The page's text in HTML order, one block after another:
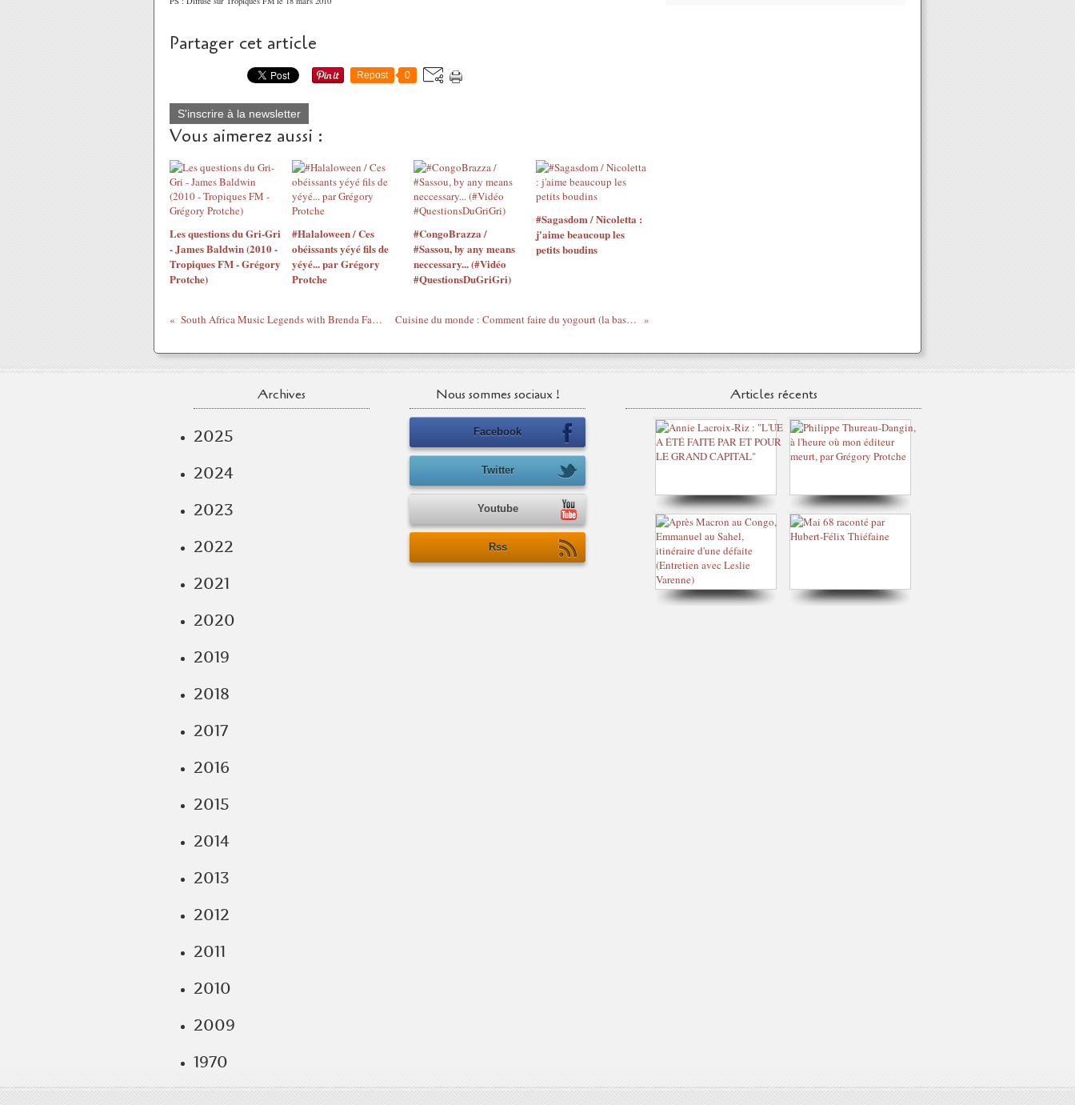
Partager cet article
Repost 0
S'inscrire à la newsletter
Vous aimerez aussi :
Les questions du Gri-Gri
- James Baldwin (2010 -
Tropiques FM - Grégory
Protche)
#Halaloween / Ces
obéissants yéyé fils de
yéyé... par Grégory
Protche
#CongoBrazza /
#Sassou, by any means
neccessary... (#Vidéo
#QuestionsDuGriGri)
#Sagasdom / Nicoletta :
j'aime beaucoup les
petits boudins
South Africa Music Legends with Brenda Fassie : Thola Amadlozi Cuisine du monde : Comment faire du yogourt (la base de la cuisine Libanaise)
Archives
2025
2024
2023
2022
2021
2020
2019
2018
2017
2016
2015
2014
2013
2012
2011
2010
2009
1970
Nous sommes sociaux !
Facebook
Twitter
Youtube
Rss
Articles récents